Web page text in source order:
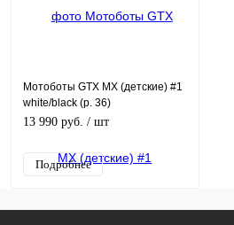
Мотоботы GTX MX (детские) #1
white/black (р. 36)
13 990 руб. / шт
Подробнее